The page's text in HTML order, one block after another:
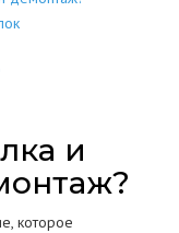
и
которое